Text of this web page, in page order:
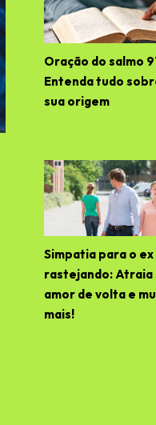
Oração do salmo
Entenda tudo
sua origem
Simpatia para o
rastejando: Atraia
amor de volta e
mais!